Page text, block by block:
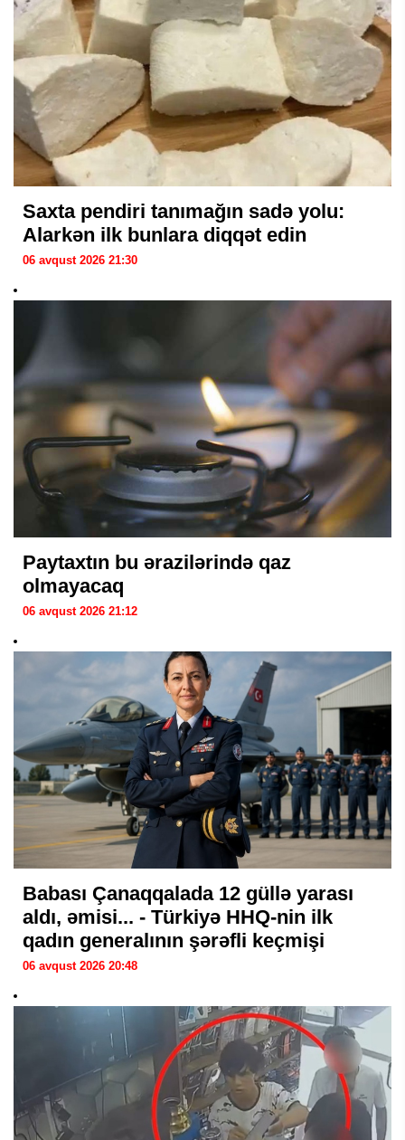
Saxta pendiri tanımağın sadə yolu:
Alarkən ilk bunlara diqqət edin
06 avqust 2026 21:30
Paytaxtın bu ərazilərində qaz
olmayacaq
06 avqust 2026 21:12
Babası Çanaqqalada 12 güllə yarası
aldı, əmisi... - Türkiyə HHQ-nin ilk
qadın generalının şərəfli keçmişi
06 avqust 2026 20:48